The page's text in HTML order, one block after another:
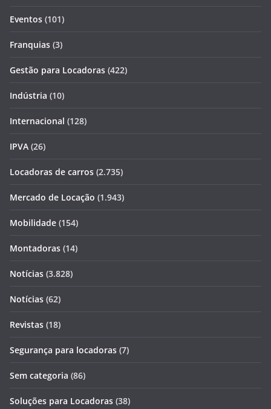
Eventos (101)
Franquias (3)
Gestão para Locadoras (422)
Indústria (10)
Internacional (128)
IPVA (26)
Locadoras de carros (2.735)
Mercado de Locação (1.943)
Mobilidade (154)
Montadoras (14)
Notícias (3.828)
Notícias (62)
Revistas (18)
Segurança para locadoras (7)
Sem categoria (86)
Soluções para Locadoras (38)